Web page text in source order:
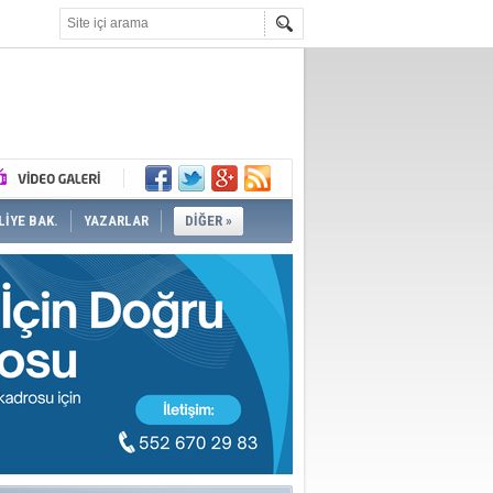
BAK. YAZARLAR DİĞER »